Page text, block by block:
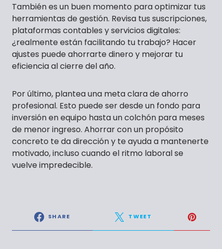
También es un buen momento para optimizar tus
herramientas de gestión. Revisa tus suscripciones,
plataformas contables y servicios digitales:
¿realmente están facilitando tu trabajo? Hacer
ajustes puede ahorrarte dinero y mejorar tu
eficiencia al cierre del año.
Por último, plantea una meta clara de ahorro
profesional. Esto puede ser desde un fondo para
inversión en equipo hasta un colchón para meses
de menor ingreso. Ahorrar con un propósito
concreto te da dirección y te ayuda a mantenerte
motivado, incluso cuando el ritmo laboral se
vuelve impredecible.
SHARE TWEET